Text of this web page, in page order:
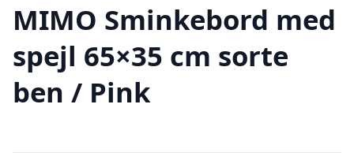
MIMO Sminkebord med
spejl 65×35 cm sorte
ben / Pink